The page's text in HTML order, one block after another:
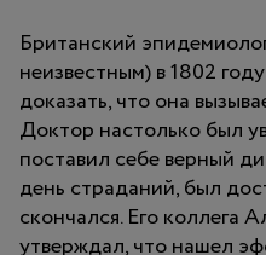
Британский
неизвестным) в 1802
доказать, что она
Доктор настолько был
поставил себе верный
день страданий, был
скончался. Его коллега
утверждал, что нашел